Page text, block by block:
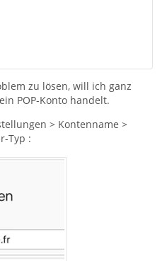
zu lösen, will ich ganz
POP-Konto handelt.
> Kontenname >
Typ :